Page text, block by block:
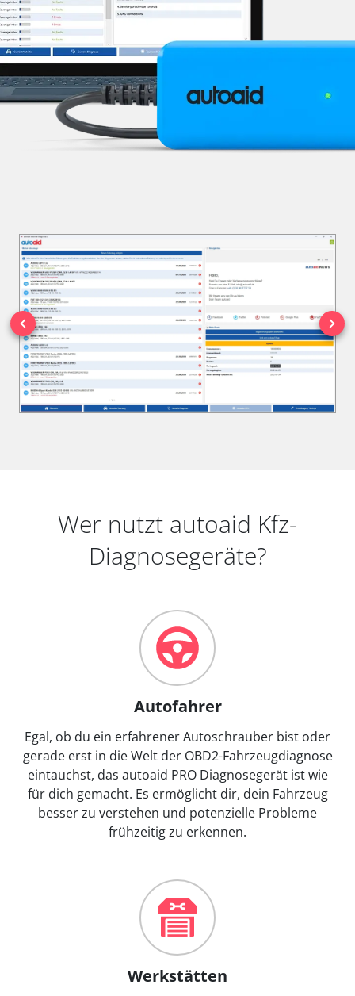
Wer nutzt autoaid Kfz-
Diagnosegeräte?
Autofahrer
Egal, ob du ein erfahrener Autoschrauber bist oder
gerade erst in die Welt der OBD2-Fahrzeugdiagnose
eintauchst, das autoaid PRO Diagnosegerät ist wie
für dich gemacht. Es ermöglicht dir, dein Fahrzeug
besser zu verstehen und potenzielle Probleme
frühzeitig zu erkennen.
Werkstätten